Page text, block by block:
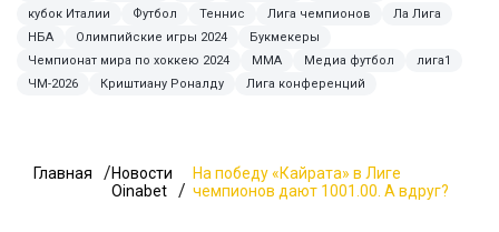
кубок Италии
Футбол Теннис Лига чемпионов
Ла Лига
НБА
Олимпийские игры 2024
Букмекеры
Чемпионат мира по хоккею 2024
ММА Медиа футбол
лига1
ЧМ-2026
Криштиану Роналду Лига конференций
Главная
Новости
Oinabet
На победу «Кайрата» в Лиге
чемпионов дают 1001.00. А вдруг?